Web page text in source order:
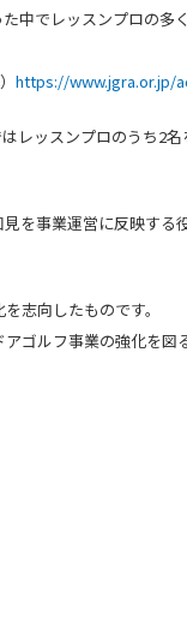
中でレッスンプロの多
https://www.jgra.or.jp/
レッスンプロのうち2
を事業運営に反映する
志向したものです。
ゴルフ事業の強化を図